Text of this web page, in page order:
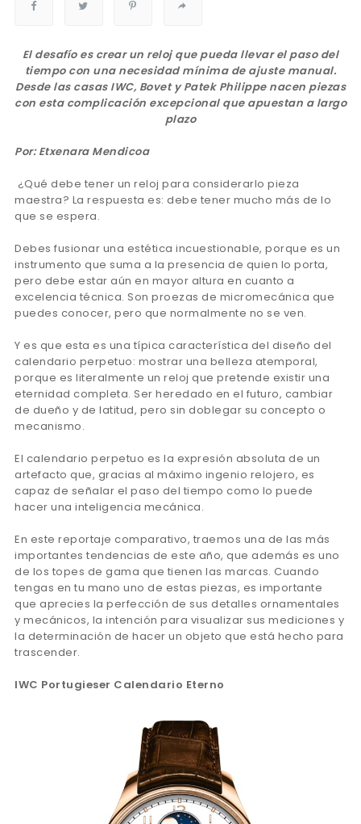
El desafío es crear un reloj que pueda llevar el paso del
tiempo con una necesidad mínima de ajuste manual.
Desde las casas IWC, Bovet y Patek Philippe nacen piezas
con esta complicación excepcional que apuestan a largo
plazo
Por: Etxenara Mendicoa
¿Qué debe tener un reloj para considerarlo pieza
maestra? La respuesta es: debe tener mucho más de lo
que se espera.
Debes fusionar una estética incuestionable, porque es un
instrumento que suma a la presencia de quien lo porta,
pero debe estar aún en mayor altura en cuanto a
excelencia técnica. Son proezas de micromecánica que
puedes conocer, pero que normalmente no se ven.
Y es que esta es una típica característica del diseño del
calendario perpetuo: mostrar una belleza atemporal,
porque es literalmente un reloj que pretende existir una
eternidad completa. Ser heredado en el futuro, cambiar
de dueño y de latitud, pero sin doblegar su concepto o
mecanismo.
El calendario perpetuo es la expresión absoluta de un
artefacto que, gracias al máximo ingenio relojero, es
capaz de señalar el paso del tiempo como lo puede
hacer una inteligencia mecánica.
En este reportaje comparativo, traemos una de las más
importantes tendencias de este año, que además es uno
de los topes de gama que tienen las marcas. Cuando
tengas en tu mano uno de estas piezas, es importante
que aprecies la perfección de sus detalles ornamentales
y mecánicos, la intención para visualizar sus mediciones y
la determinación de hacer un objeto que está hecho para
trascender.
IWC Portugieser Calendario Eterno